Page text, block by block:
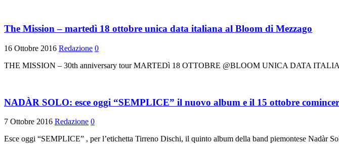
The Mission – martedì 18 ottobre unica data italiana al Bloom di Mezzago
16 Ottobre 2016 Redazione 0
THE MISSION – 30th anniversary tour MARTEDì 18 OTTOBRE @BLOOM UNICA DATA
NADÀR SOLO: esce oggi “SEMPLICE” il nuovo album e il 15 ottobre
7 Ottobre 2016 Redazione 0
Esce oggi “SEMPLICE” , per l’etichetta Tirreno Dischi, il quinto album della band piemontese Nadàr